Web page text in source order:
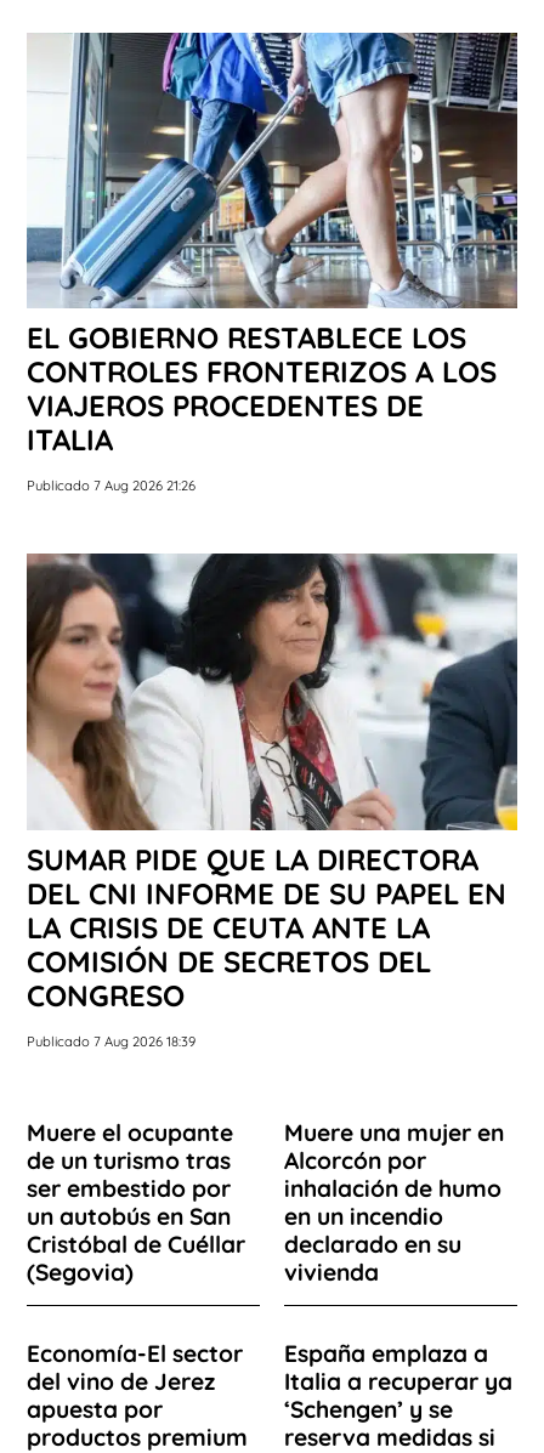
EL GOBIERNO RESTABLECE LOS
CONTROLES FRONTERIZOS A LOS
VIAJEROS PROCEDENTES DE
ITALIA
Publicado 7 Aug 2026 21:26
SUMAR PIDE QUE LA DIRECTORA
DEL CNI INFORME DE SU PAPEL EN
LA CRISIS DE CEUTA ANTE LA
COMISIÓN DE SECRETOS DEL
CONGRESO
Publicado 7 Aug 2026 18:39
Muere el ocupante
de un turismo tras
ser embestido por
un autobús en San
Cristóbal de Cuéllar
(Segovia)
Muere una mujer en
Alcorcón por
inhalación de humo
en un incendio
declarado en su
vivienda
Economía-El sector
del vino de Jerez
apuesta por
productos premium
España emplaza a
Italia a recuperar ya
‘Schengen’ y se
reserva medidas si